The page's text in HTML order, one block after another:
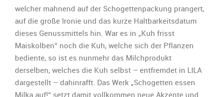
welcher mahnend auf der Schogettenpackung prangert,
auf die große Ironie und das kurze Haltbarkeitsdatum
dieses Genussmittels hin. War es in „Kuh frisst
Maiskolben“ noch die Kuh, welche sich der Pflanzen
bediente, so ist es nunmehr das Milchprodukt
derselben, welches die Kuh selbst – entfremdet in LILA
dargestellt – dahinrafft. Das Werk „Schogetten essen
Milka auf!“ setzt damit vollkommen neue Akzente und